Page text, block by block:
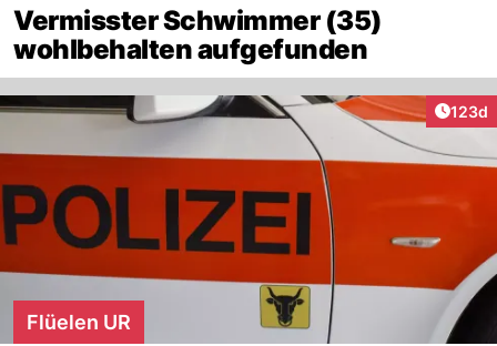
Vermisster Schwimmer (35)
wohlbehalten aufgefunden
123d
Flüelen UR